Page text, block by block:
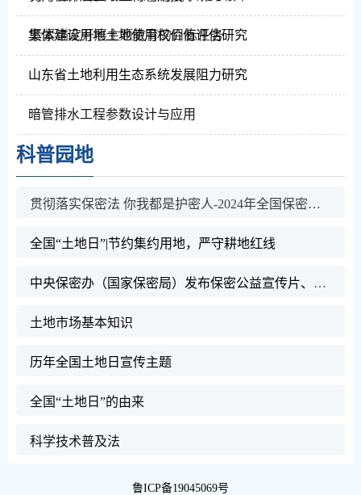
紧紧锚定开展主题教育的目标任务
集体建设用地土地使用权价值评估研究
山东省土地利用生态系统发展阻力研究
暗管排水工程参数设计与应用
科普园地
贯彻落实保密法 你我都是护密人-2024年全国保密宣传教育月活动
全国“土地日”|节约集约用地，严守耕地红线
中央保密办（国家保密局）发布保密公益宣传片、公益海报
土地市场基本知识
历年全国土地日宣传主题
全国“土地日”的由来
科学技术普及法
鲁ICP备19045069号